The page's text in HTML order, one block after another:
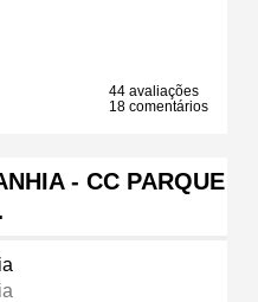
44 avaliações
18 comentários
- CC PARQUE